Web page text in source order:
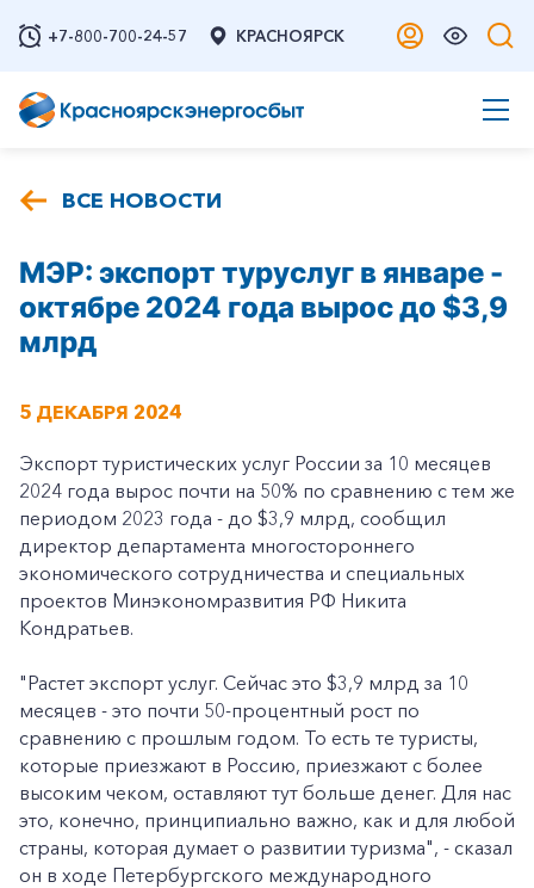
+7-800-700-24-57 КРАСНОЯРСК
ВСЕ НОВОСТИ
МЭР: экспорт туруслуг в январе -
октябре 2024 года вырос до $3,9
млрд
5 ДЕКАБРЯ 2024
Экспорт туристических услуг России за 10 месяцев
2024 года вырос почти на 50% по сравнению с тем же
периодом 2023 года - до $3,9 млрд, сообщил
директор департамента многостороннего
экономического сотрудничества и специальных
проектов Минэкономразвития РФ Никита
Кондратьев.
"Растет экспорт услуг. Сейчас это $3,9 млрд за 10
месяцев - это почти 50-процентный рост по
сравнению с прошлым годом. То есть те туристы,
которые приезжают в Россию, приезжают с более
высоким чеком, оставляют тут больше денег. Для нас
это, конечно, принципиально важно, как и для любой
страны, которая думает о развитии туризма", - сказал
он в ходе Петербургского международного